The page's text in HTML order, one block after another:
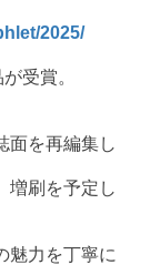
2025/
受賞。
面を再編集し
増刷を予定し
魅力を丁寧に